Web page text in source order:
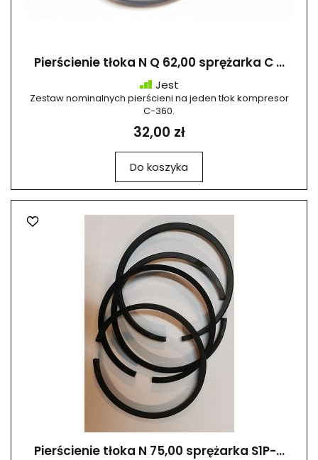
Pierścienie tłoka N Q 62,00 sprężarka C ...
Jest
Zestaw nominalnych pierścieni na jeden tłok kompresor
C-360.
32,00 zł
Do koszyka
Pierścienie tłoka N 75,00 sprężarka S1P-...